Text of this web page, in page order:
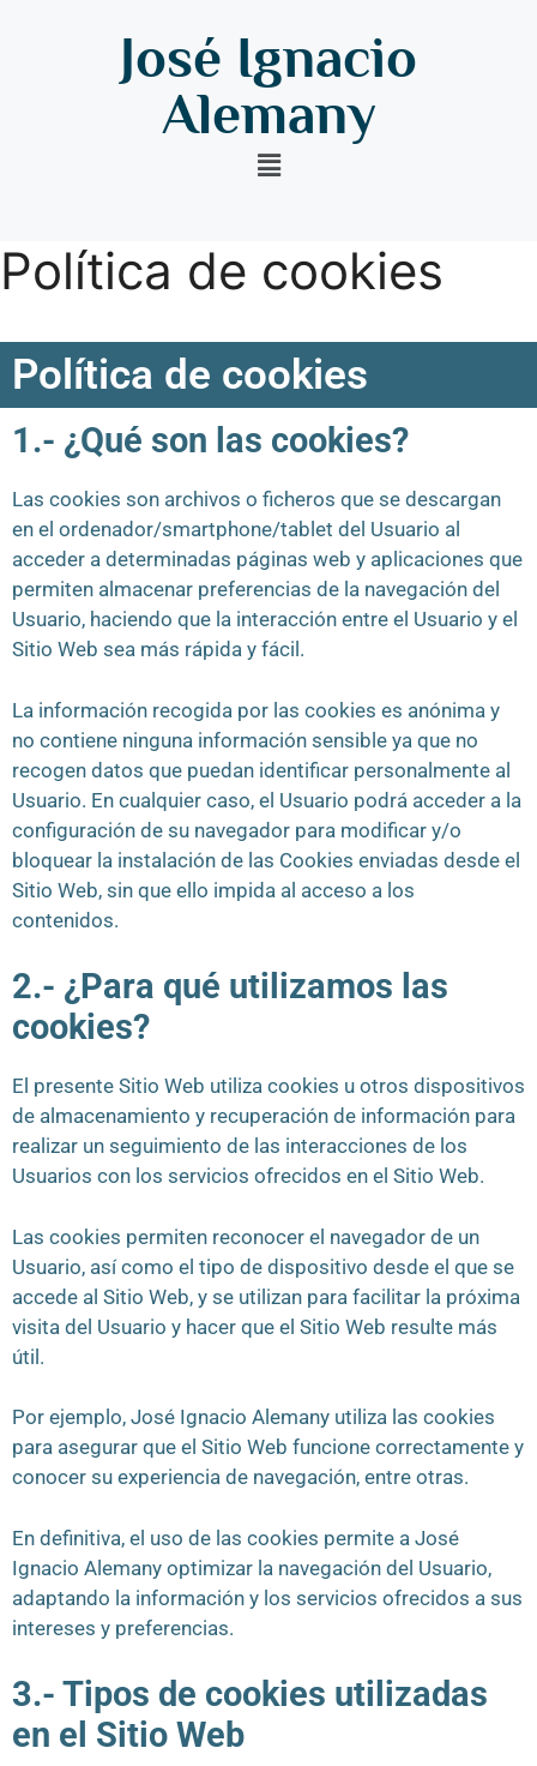
José Ignacio
Alemany
Política de cookies
Política de cookies
1.- ¿Qué son las cookies?
Las cookies son archivos o ficheros que se descargan
en el ordenador/smartphone/tablet del Usuario al
acceder a determinadas páginas web y aplicaciones que
permiten almacenar preferencias de la navegación del
Usuario, haciendo que la interacción entre el Usuario y el
Sitio Web sea más rápida y fácil.
La información recogida por las cookies es anónima y
no contiene ninguna información sensible ya que no
recogen datos que puedan identificar personalmente al
Usuario. En cualquier caso, el Usuario podrá acceder a la
configuración de su navegador para modificar y/o
bloquear la instalación de las Cookies enviadas desde el
Sitio Web, sin que ello impida al acceso a los
contenidos.
2.- ¿Para qué utilizamos las
cookies?
El presente Sitio Web utiliza cookies u otros dispositivos
de almacenamiento y recuperación de información para
realizar un seguimiento de las interacciones de los
Usuarios con los servicios ofrecidos en el Sitio Web.
Las cookies permiten reconocer el navegador de un
Usuario, así como el tipo de dispositivo desde el que se
accede al Sitio Web, y se utilizan para facilitar la próxima
visita del Usuario y hacer que el Sitio Web resulte más
útil.
Por ejemplo, José Ignacio Alemany utiliza las cookies
para asegurar que el Sitio Web funcione correctamente y
conocer su experiencia de navegación, entre otras.
En definitiva, el uso de las cookies permite a José
Ignacio Alemany optimizar la navegación del Usuario,
adaptando la información y los servicios ofrecidos a sus
intereses y preferencias.
3.- Tipos de cookies utilizadas
en el Sitio Web